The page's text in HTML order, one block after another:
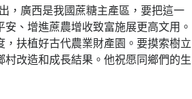
，廣西是我國蔗糖主產區，要把這一
、增進蔗農增收致富施展更高文用。
扶植好古代農業財產園。要摸索樹立
改造和成長結果。他祝愿同鄉們的生